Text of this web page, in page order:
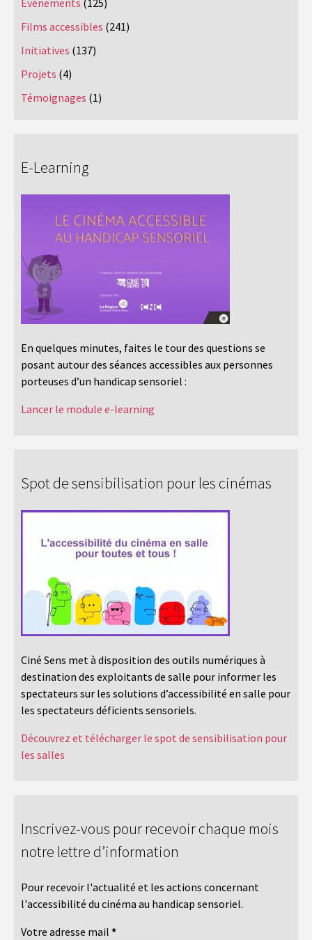
Films accessibles (241)
Initiatives (137)
Projets (4)
Témoignages (1)
E-Learning
En quelques minutes, faites le tour des questions se
posant autour des séances accessibles aux personnes
porteuses d’un handicap sensoriel :
Lancer le module e-learning
Spot de sensibilisation pour les cinémas
Ciné Sens met à disposition des outils numériques à
destination des exploitants de salle pour informer les
spectateurs sur les solutions d’accessibilité en salle pour
les spectateurs déficients sensoriels.
Découvrez et télécharger le spot de sensibilisation pour
les salles
Inscrivez-vous pour recevoir chaque mois
notre lettre d’information
Pour recevoir l'actualité et les actions concernant
l'accessibilité du cinéma au handicap sensoriel.
Votre adresse mail *